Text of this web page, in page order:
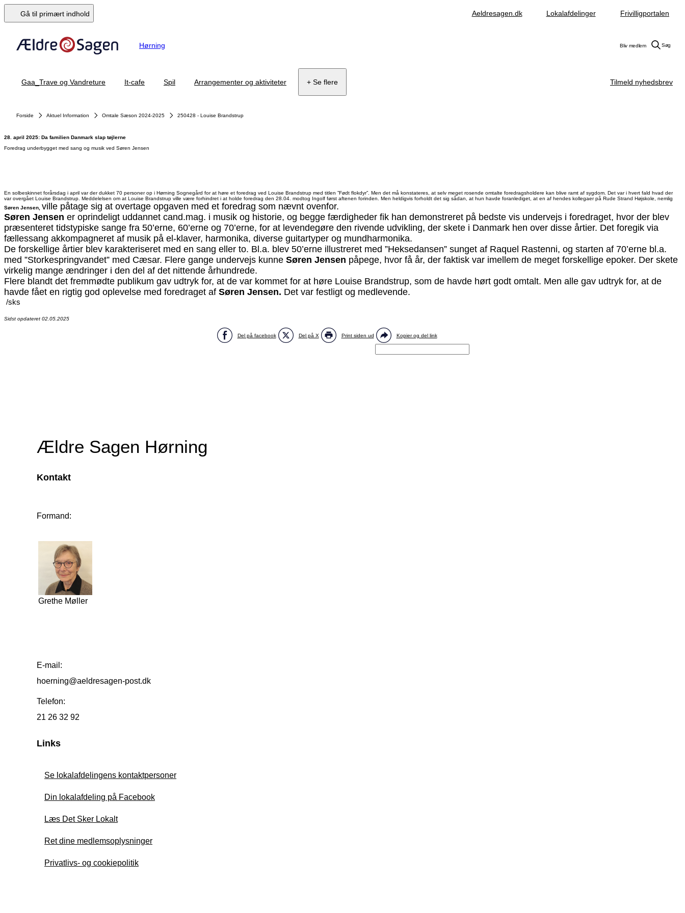
Gå til primært indhold Aeldresagen.dk Lokalafdelinger Frivilligportalen
Hørning Bliv medlem Søg
Gaa_Trave og Vandreture It-cafe Spil Arrangementer og aktiviteter + Se flere Tilmeld nyhedsbrev
Forside Aktuel Information Omtale Sæson 2024-2025 250428 - Louise Brandstrup
28. april 2025: Da familien Danmark slap tøjlerne
Foredrag underbygget med sang og musik ved Søren Jensen
En solbeskinnet forårsdag i april var der dukket 70 personer op i Hørning Sognegård for at høre et foredrag ved Louise Brandstrup med titlen ”Født flokdyr”. Men det må konstateres, at selv meget rosende omtalte foredragsholdere kan blive ramt af sygdom. Det var i hvert fald hvad der
var overgået Louise Brandstrup. Meddelelsen om at Louise Brandstrup ville være forhindret i at holde foredrag den 28.04. modtog Ingolf først aftenen forinden. Men heldigvis forholdt det sig sådan, at hun havde foranlediget, at en af hendes kollegaer på Rude Strand Højskole, nemlig
Søren Jensen, ville påtage sig at overtage opgaven med et foredrag som nævnt ovenfor.
Søren Jensen er oprindeligt uddannet cand.mag. i musik og historie, og begge færdigheder fik han demonstreret på bedste vis undervejs i foredraget, hvor der blev
præsenteret tidstypiske sange fra 50’erne, 60’erne og 70’erne, for at levendegøre den rivende udvikling, der skete i Danmark hen over disse årtier. Det foregik via
fællessang akkompagneret af musik på el-klaver, harmonika, diverse guitartyper og mundharmonika.
De forskellige årtier blev karakteriseret med en sang eller to. Bl.a. blev 50’erne illustreret med ”Heksedansen” sunget af Raquel Rastenni, og starten af 70’erne bl.a.
med ”Storkespringvandet” med Cæsar. Flere gange undervejs kunne Søren Jensen påpege, hvor få år, der faktisk var imellem de meget forskellige epoker. Der skete
virkelig mange ændringer i den del af det nittende århundrede.
Flere blandt det fremmødte publikum gav udtryk for, at de var kommet for at høre Louise Brandstrup, som de havde hørt godt omtalt. Men alle gav udtryk for, at de
havde fået en rigtig god oplevelse med foredraget af Søren Jensen. Det var festligt og medlevende.
/sks
Sidst opdateret 02.05.2025
Del på facebook Del på X Print siden ud Kopier og del link
Ældre Sagen Hørning
Kontakt
Formand:
Grethe Møller
E-mail:
hoerning@aeldresagen-post.dk
Telefon:
21 26 32 92
Links
Se lokalafdelingens kontaktpersoner
Din lokalafdeling på Facebook
Læs Det Sker Lokalt
Ret dine medlemsoplysninger
Privatlivs- og cookiepolitik